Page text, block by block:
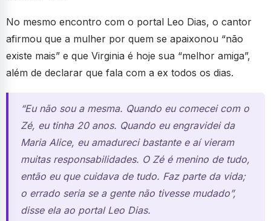
No mesmo encontro com o portal Leo Dias, o cantor
afirmou que a mulher por quem se apaixonou “não
existe mais” e que Virginia é hoje sua “melhor amiga”,
além de declarar que fala com a ex todos os dias.
“Eu não sou a mesma. Quando eu comecei com o
Zé, eu tinha 20 anos. Quando eu engravidei da
Maria Alice, eu amadureci bastante e aí vieram
muitas responsabilidades. O Zé é menino de tudo,
então eu que cuidava de tudo. Faz parte da vida;
o errado seria se a gente não tivesse mudado”,
disse ela ao portal Leo Dias.